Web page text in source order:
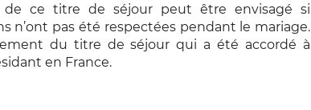
de ce titre de séjour peut être envisagé si
n’ont pas été respectées pendant le mariage.
du titre de séjour qui a été accordé à
en France.